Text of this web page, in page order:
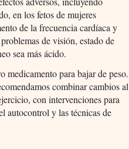
en los fetos de mujeres
de la frecuencia cardíaca y
de visión, estado de
sea más ácido.
medicamento para bajar de peso.
combinar cambios al
con intervenciones para
autocontrol y las técnicas de